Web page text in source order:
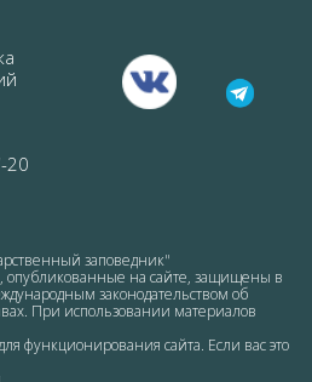
20
заповедник"
опубликованные на сайте, защищены в
законодательством об
При использовании материалов
функционирования сайта. Если вас это